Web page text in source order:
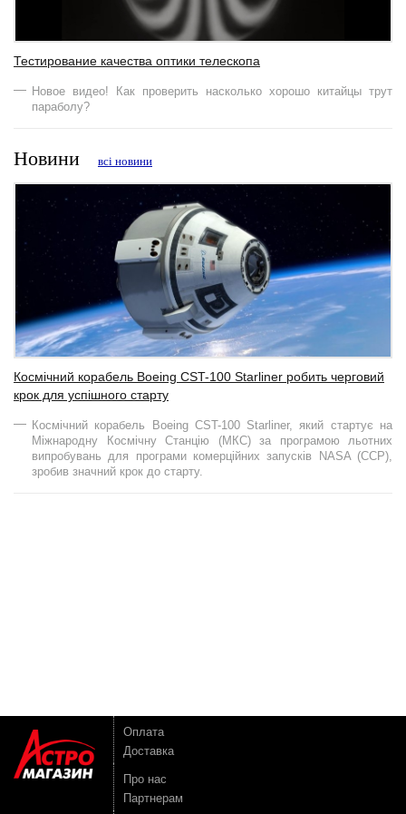
Тестирование качества оптики телескопа
Новое видео! Как проверить насколько хорошо китайцы трут
параболу?
Новини всі новини
Космічний корабель Boeing CST-100 Starliner робить черговий
крок для успішного старту
Космічний корабель Boeing CST-100 Starliner, який стартує на
Міжнародну Космічну Станцію (МКС) за програмою льотних
випробувань для програми комерційних запусків NASA (CCP),
зробив значний крок до старту.
Оплата
Доставка
Про нас
Партнерам